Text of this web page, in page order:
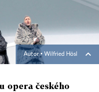
Autor ▪ Wilfried Hösl
opera českého